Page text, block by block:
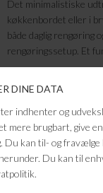
Det minimalistiske
køkkenbordet eller i
både daglig rengøring
rengøringssetup. Et
FRAGTFRI
VED KØB OVER